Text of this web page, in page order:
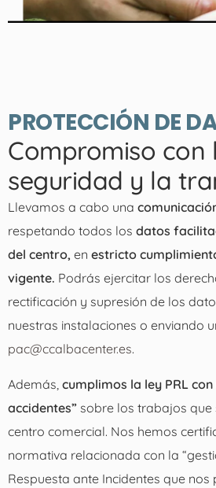
PROTECCIÓN DE
Compromiso con
seguridad y la
Llevamos a cabo una
respetando todos los datos
del centro, en estricto
vigente. Podrás ejercitar los
rectificación y supresión de los
nuestras instalaciones o enviando
pac@ccalbacenter.es.
Además, cumplimos la ley PRL
accidentes” sobre los trabajos que
centro comercial. Nos hemos
normativa relacionada con la
Respuesta ante Incidentes que